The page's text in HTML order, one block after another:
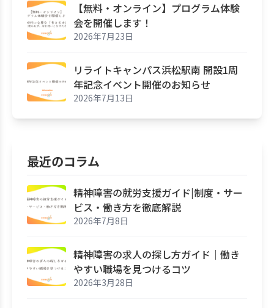
【無料・オンライン】プログラム体験
会を開催します！
2026年7月23日
リライトキャンパス浜松駅南 開設1周
年記念イベント開催のお知らせ
2026年7月13日
最近のコラム
精神障害の就労支援ガイド|制度・サー
ビス・働き方を徹底解説
2026年7月8日
精神障害の求人の探し方ガイド｜働き
やすい職場を見つけるコツ
2026年3月28日